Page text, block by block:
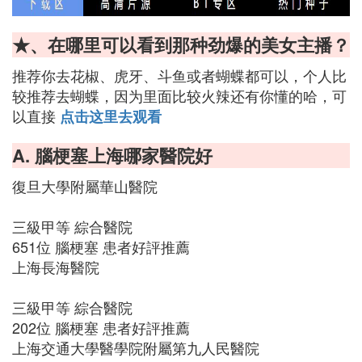
★、在哪里可以看到那种劲爆的美女主播？
推荐你去花椒、虎牙、斗鱼或者蝴蝶都可以，个人比
较推荐去蝴蝶，因为里面比较火辣还有你懂的哈，可
以直接 点击这里去观看
A. 腦梗塞上海哪家醫院好
復旦大學附屬華山醫院
三級甲等 綜合醫院
651位 腦梗塞 患者好評推薦
上海長海醫院
三級甲等 綜合醫院
202位 腦梗塞 患者好評推薦
上海交通大學醫學院附屬第九人民醫院